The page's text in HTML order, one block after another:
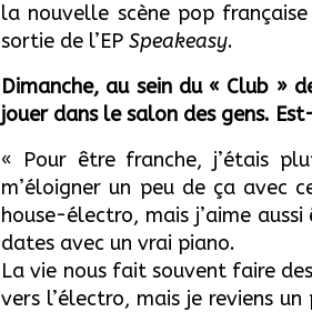
la nouvelle scène pop
sortie de l’EPSpeakeasy.
Dimanche, au sein du « Club »
jouer dans le salon des gens.
« Pour être franche, j’étais
m’éloigner un peu de ça avec
house-électro, mais j’aime
dates avec un vrai piano.
La vie nous fait souvent faire
vers l’électro, mais je reviens